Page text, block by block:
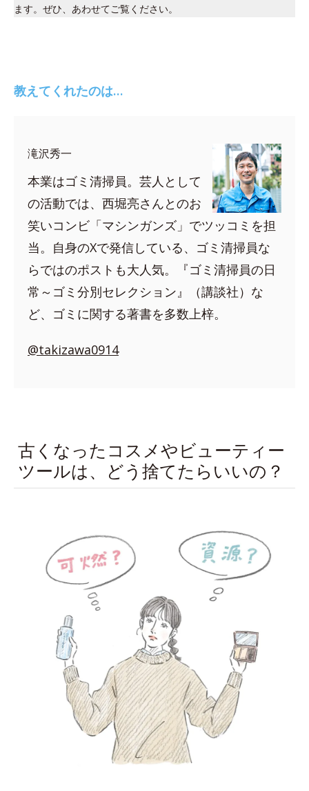
ます。ぜひ、あわせてご覧ください。
教えてくれたのは…
滝沢秀一
本業はゴミ清掃員。芸人として
の活動では、西堀亮さんとのお
笑いコンビ「マシンガンズ」でツッコミを担
当。自身のXで発信している、ゴミ清掃員な
らではのポストも大人気。『ゴミ清掃員の日
常～ゴミ分別セレクション』（講談社）な
ど、ゴミに関する著書を多数上梓。
@takizawa0914
古くなったコスメやビューティー
ツールは、どう捨てたらいいの？